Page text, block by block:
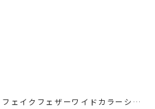
フェイクフェザーワイドカラーショートコート